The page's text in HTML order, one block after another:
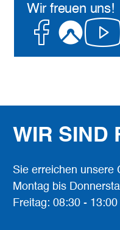
Wir freuen uns!
Facebook
Komoot
WIR SIND
Sie erreichen unsere
Montag bis
Freitag: 08:30 - 13:00